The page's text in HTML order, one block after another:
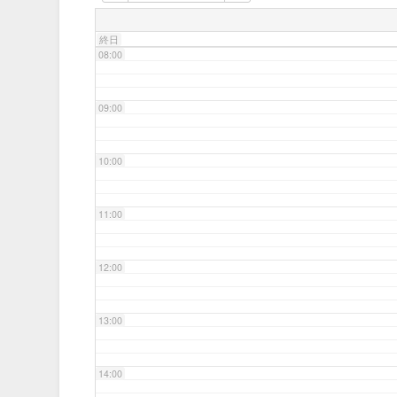
終日
08:00
09:00
10:00
11:00
12:00
13:00
14:00